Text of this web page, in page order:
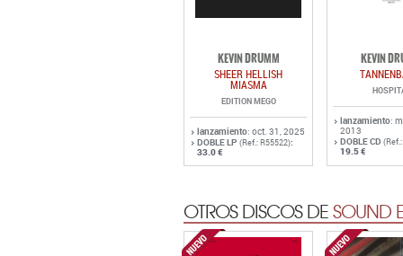
KEVIN DRUMM
SHEER HELLISH
MIASMA
EDITION MEGO
lanzamiento: oct. 31, 2025
DOBLE LP (Ref.: R55522):
33.0 €
KEVIN
lanzamiento:
2013
DOBLE CD
19.5 €
OTROS DISCOS DESOUND